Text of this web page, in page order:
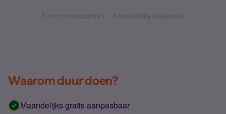
Forumvoorwaarden Accessibility statement
Waarom duur doen?
Maandelijks gratis aanpasbaar